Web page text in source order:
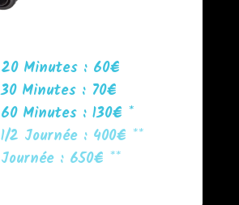
20 Minutes : 60€
30 Minutes : 70€
60 Minutes : 130€ *
1/2 Journée : 400€ **
Journée : 650€ **